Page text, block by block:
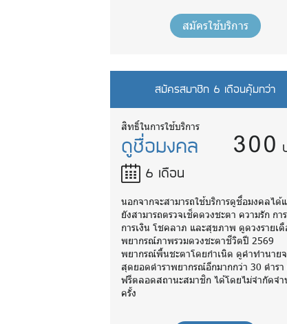
สมัครใช้บริการ
สมัครสมาชิก 6 เดือนคุ้มกว่า
สิทธิ์ในการใช้บริการ
ดูชื่อมงคล
6 เดือน
300
นอกจากจะสามารถใช้บริการดูชื่อมงคลได้
ยังสามารถตรวจเช็คดวงชะตา ความรัก กา
การเงิน โชคลาภ และสุขภาพ ดูดวงรายเ
พยากรณ์ภาพรวมดวงชะตาชีวิตปี 2569
พยากรณ์พื้นชะตาโดยกำเนิด ดูคำทำนาย
สุดยอดตำราพยากรณ์อีกมากกว่า 30 ตำรา
ฟรีตลอดสถานะสมาชิก ได้โดยไม่จำกัดจำ
ครั้ง